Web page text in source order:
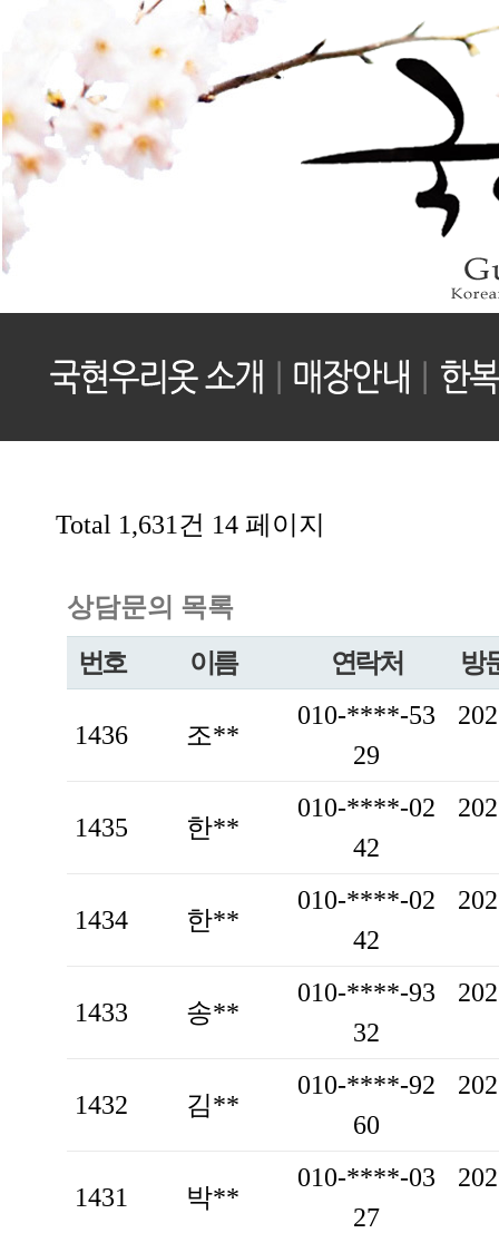
Total 1,631건 14 페이지
상담문의 목록
번호
이름 연락처 방
1436 조**
010-****-53
29
1435 한**
010-****-02
42
1434 한**
010-****-02
42
1433 송**
010-****-93
32
1432 김**
010-****-92
60
1431 박**
010-****-03
27